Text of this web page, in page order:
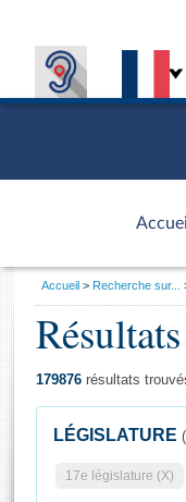
d'accueil
Général
Vous
Accueil Recherche sur...
179876 résultats
LÉGISLATURE
17e législature (X)